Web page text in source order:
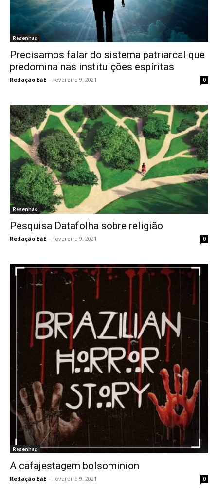
Resenhas
Precisamos falar do sistema patriarcal que
predomina nas instituições espíritas
Redação EàE - fevereiro 9, 2021 0
Resenhas
Pesquisa Datafolha sobre religião
Redação EàE - fevereiro 9, 2021 0
Resenhas
A cafajestagem bolsominion
Redação EàE - fevereiro 9, 2021 0